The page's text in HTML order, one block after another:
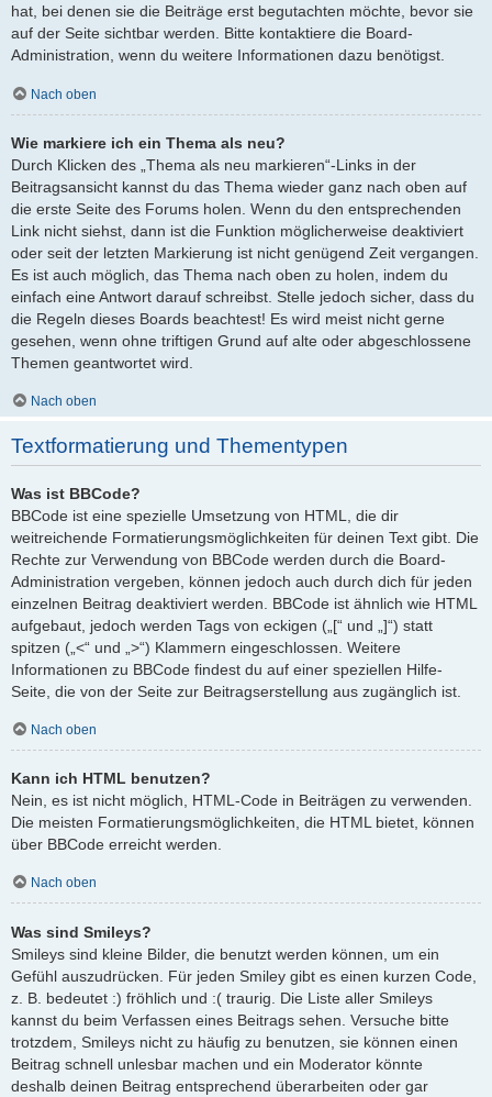
hat, bei denen sie die Beiträge erst begutachten möchte, bevor sie
auf der Seite sichtbar werden. Bitte kontaktiere die Board-
Administration, wenn du weitere Informationen dazu benötigst.
Nach oben
Wie markiere ich ein Thema als neu?
Durch Klicken des „Thema als neu markieren“-Links in der
Beitragsansicht kannst du das Thema wieder ganz nach oben auf
die erste Seite des Forums holen. Wenn du den entsprechenden
Link nicht siehst, dann ist die Funktion möglicherweise deaktiviert
oder seit der letzten Markierung ist nicht genügend Zeit vergangen.
Es ist auch möglich, das Thema nach oben zu holen, indem du
einfach eine Antwort darauf schreibst. Stelle jedoch sicher, dass du
die Regeln dieses Boards beachtest! Es wird meist nicht gerne
gesehen, wenn ohne triftigen Grund auf alte oder abgeschlossene
Themen geantwortet wird.
Nach oben
Textformatierung und Thementypen
Was ist BBCode?
BBCode ist eine spezielle Umsetzung von HTML, die dir
weitreichende Formatierungsmöglichkeiten für deinen Text gibt. Die
Rechte zur Verwendung von BBCode werden durch die Board-
Administration vergeben, können jedoch auch durch dich für jeden
einzelnen Beitrag deaktiviert werden. BBCode ist ähnlich wie HTML
aufgebaut, jedoch werden Tags von eckigen („[“ und „]“) statt
spitzen („<“ und „>“) Klammern eingeschlossen. Weitere
Informationen zu BBCode findest du auf einer speziellen Hilfe-
Seite, die von der Seite zur Beitragserstellung aus zugänglich ist.
Nach oben
Kann ich HTML benutzen?
Nein, es ist nicht möglich, HTML-Code in Beiträgen zu verwenden.
Die meisten Formatierungsmöglichkeiten, die HTML bietet, können
über BBCode erreicht werden.
Nach oben
Was sind Smileys?
Smileys sind kleine Bilder, die benutzt werden können, um ein
Gefühl auszudrücken. Für jeden Smiley gibt es einen kurzen Code,
z. B. bedeutet :) fröhlich und :( traurig. Die Liste aller Smileys
kannst du beim Verfassen eines Beitrags sehen. Versuche bitte
trotzdem, Smileys nicht zu häufig zu benutzen, sie können einen
Beitrag schnell unlesbar machen und ein Moderator könnte
deshalb deinen Beitrag entsprechend überarbeiten oder gar